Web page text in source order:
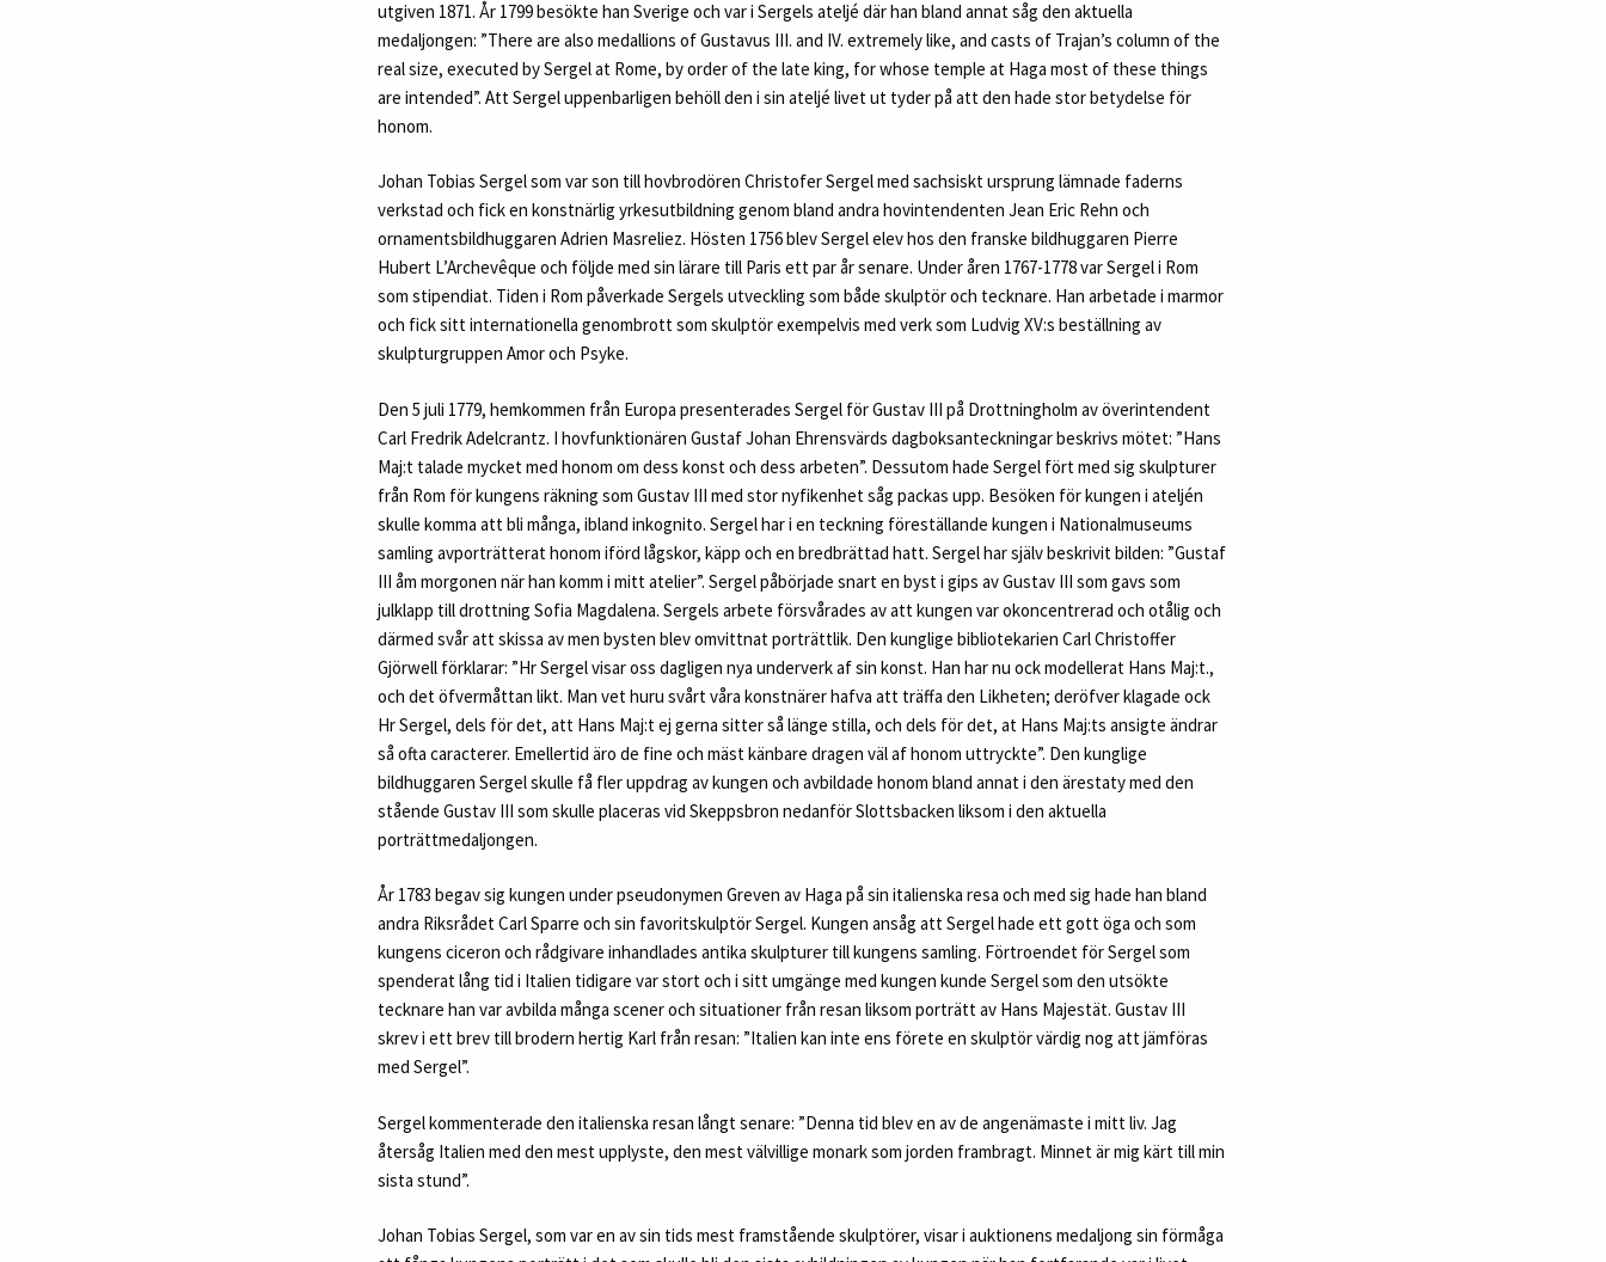
utgiven 1871. År 1799 besökte han Sverige och var i Sergels ateljé där han bland annat såg den aktuella
medaljongen: ”There are also medallions of Gustavus III. and IV. extremely like, and casts of Trajan’s column of the
real size, executed by Sergel at Rome, by order of the late king, for whose temple at Haga most of these things
are intended”. Att Sergel uppenbarligen behöll den i sin ateljé livet ut tyder på att den hade stor betydelse för
honom.
Johan Tobias Sergel som var son till hovbrodören Christofer Sergel med sachsiskt ursprung lämnade faderns
verkstad och fick en konstnärlig yrkesutbildning genom bland andra hovintendenten Jean Eric Rehn och
ornamentsbildhuggaren Adrien Masreliez. Hösten 1756 blev Sergel elev hos den franske bildhuggaren Pierre
Hubert L’Archevêque och följde med sin lärare till Paris ett par år senare. Under åren 1767-1778 var Sergel i Rom
som stipendiat. Tiden i Rom påverkade Sergels utveckling som både skulptör och tecknare. Han arbetade i marmor
och fick sitt internationella genombrott som skulptör exempelvis med verk som Ludvig XV:s beställning av
skulpturgruppen Amor och Psyke.
Den 5 juli 1779, hemkommen från Europa presenterades Sergel för Gustav III på Drottningholm av överintendent
Carl Fredrik Adelcrantz. I hovfunktionären Gustaf Johan Ehrensvärds dagboksanteckningar beskrivs mötet: ”Hans
Maj:t talade mycket med honom om dess konst och dess arbeten”. Dessutom hade Sergel fört med sig skulpturer
från Rom för kungens räkning som Gustav III med stor nyfikenhet såg packas upp. Besöken för kungen i ateljén
skulle komma att bli många, ibland inkognito. Sergel har i en teckning föreställande kungen i Nationalmuseums
samling avporträtterat honom iförd lågskor, käpp och en bredbrättad hatt. Sergel har själv beskrivit bilden: ”Gustaf
III åm morgonen när han komm i mitt atelier”. Sergel påbörjade snart en byst i gips av Gustav III som gavs som
julklapp till drottning Sofia Magdalena. Sergels arbete försvårades av att kungen var okoncentrerad och otålig och
därmed svår att skissa av men bysten blev omvittnat porträttlik. Den kunglige bibliotekarien Carl Christoffer
Gjörwell förklarar: ”Hr Sergel visar oss dagligen nya underverk af sin konst. Han har nu ock modellerat Hans Maj:t.,
och det öfvermåttan likt. Man vet huru svårt våra konstnärer hafva att träffa den Likheten; deröfver klagade ock
Hr Sergel, dels för det, att Hans Maj:t ej gerna sitter så länge stilla, och dels för det, at Hans Maj:ts ansigte ändrar
så ofta caracterer. Emellertid äro de fine och mäst känbare dragen väl af honom uttryckte”. Den kunglige
bildhuggaren Sergel skulle få fler uppdrag av kungen och avbildade honom bland annat i den ärestaty med den
stående Gustav III som skulle placeras vid Skeppsbron nedanför Slottsbacken liksom i den aktuella
porträttmedaljongen.
År 1783 begav sig kungen under pseudonymen Greven av Haga på sin italienska resa och med sig hade han bland
andra Riksrådet Carl Sparre och sin favoritskulptör Sergel. Kungen ansåg att Sergel hade ett gott öga och som
kungens ciceron och rådgivare inhandlades antika skulpturer till kungens samling. Förtroendet för Sergel som
spenderat lång tid i Italien tidigare var stort och i sitt umgänge med kungen kunde Sergel som den utsökte
tecknare han var avbilda många scener och situationer från resan liksom porträtt av Hans Majestät. Gustav III
skrev i ett brev till brodern hertig Karl från resan: ”Italien kan inte ens förete en skulptör värdig nog att jämföras
med Sergel”.
Sergel kommenterade den italienska resan långt senare: ”Denna tid blev en av de angenämaste i mitt liv. Jag
återsåg Italien med den mest upplyste, den mest välvillige monark som jorden frambragt. Minnet är mig kärt till min
sista stund”.
Johan Tobias Sergel, som var en av sin tids mest framstående skulptörer, visar i auktionens medaljong sin förmåga